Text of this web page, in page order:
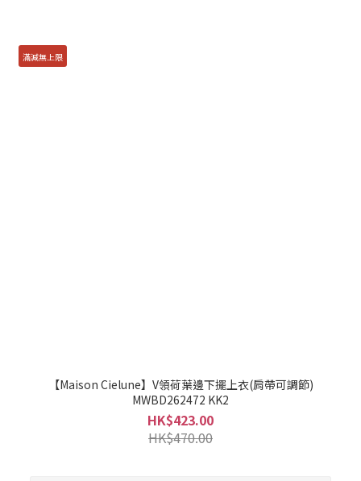
滿減無上限
【Maison Cielune】V領荷葉邊下擺上衣(肩帶可調節)
MWBD262472 KK2
HK$423.00
HK$470.00